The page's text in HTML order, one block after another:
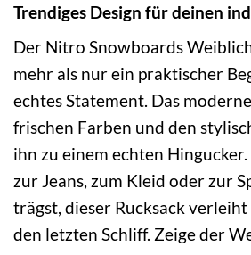
Trendiges Design für deinen
Der Nitro Snowboards
mehr als nur ein praktischer
echtes Statement. Das
frischen Farben und den
ihn zu einem echten
zur Jeans, zum Kleid oder zur
trägst, dieser Rucksack
den letzten Schliff. Zeige der